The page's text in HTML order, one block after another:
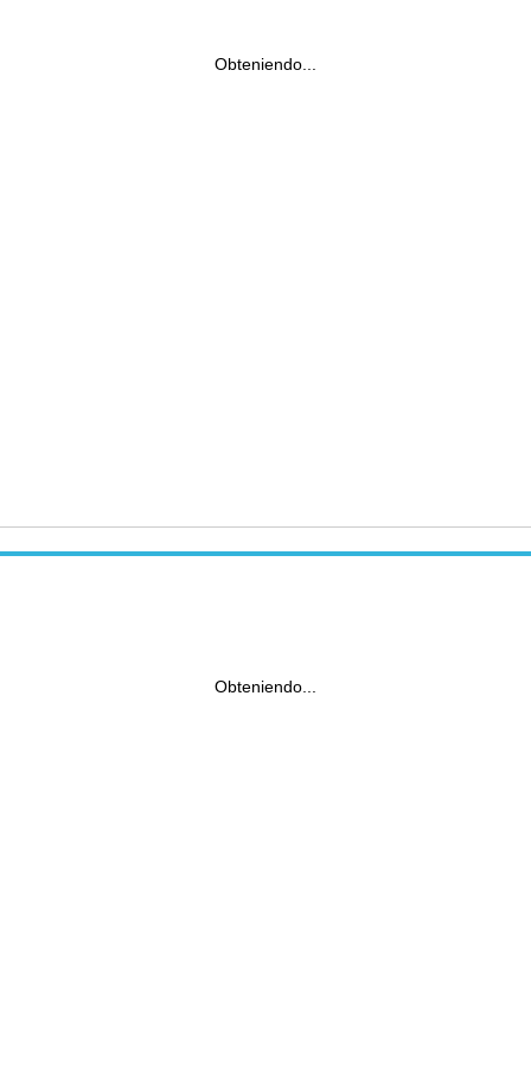
Obteniendo...
Obteniendo...